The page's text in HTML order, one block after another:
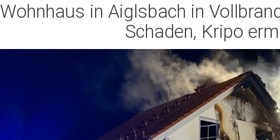
Wohnhaus in Aiglsbach in
Schaden, Kripo